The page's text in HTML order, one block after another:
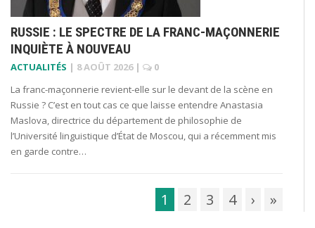
RUSSIE : LE SPECTRE DE LA FRANC-MAÇONNERIE
INQUIÈTE À NOUVEAU
ACTUALITÉS | 8 AOÛT 2026 |
0
La franc-maçonnerie revient-elle sur le devant de la scène en
Russie ? C’est en tout cas ce que laisse entendre Anastasia
Maslova, directrice du département de philosophie de
l’Université linguistique d’État de Moscou, qui a récemment mis
en garde contre…
1 2 3 4 › »